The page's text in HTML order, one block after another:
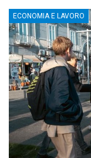
ECONOMIA E LAVORO